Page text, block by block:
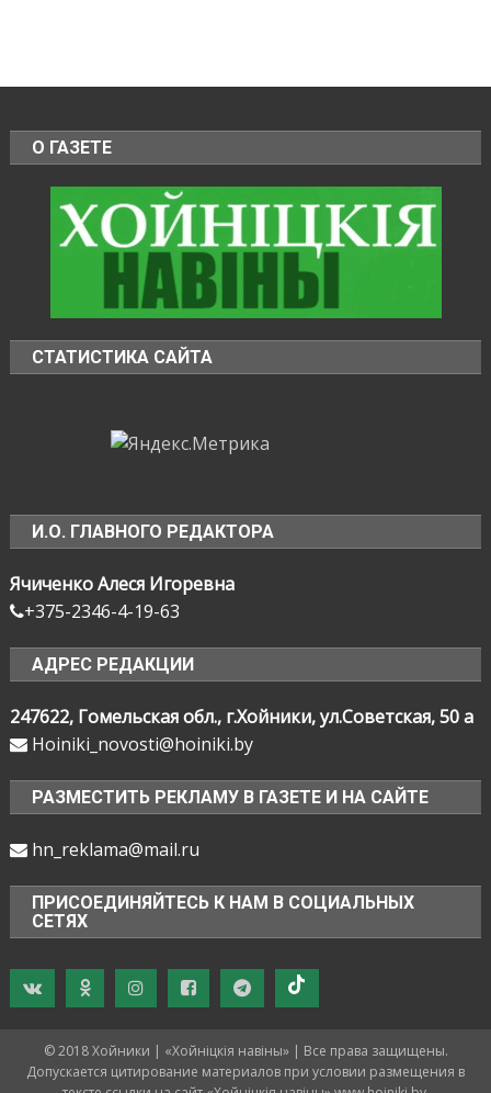
О ГАЗЕТЕ
СТАТИСТИКА САЙТА
И.О. ГЛАВНОГО РЕДАКТОРА
Ячиченко Алеся Игоревна
+375-2346-4-19-63
АДРЕС РЕДАКЦИИ
247622, Гомельская обл., г.Хойники, ул.Советская, 50 а
Hoiniki_novosti@hoiniki.by
РАЗМЕСТИТЬ РЕКЛАМУ В ГАЗЕТЕ И НА САЙТЕ
hn_reklama@mail.ru
ПРИСОЕДИНЯЙТЕСЬ К НАМ В СОЦИАЛЬНЫХ
СЕТЯХ
© 2018 Хойники | «Хойнiцкiя навiны» | Все права защищены.
Допускается цитирование материалов при условии размещения в